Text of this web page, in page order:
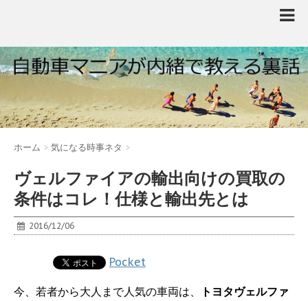
ホーム > 気になる時事ネタ >
ヴェルファイアの輸出向けの買取の
条件はコレ！仕様と輸出先とは
2016/12/06
Pocket
今、若者から大人まで人気の車両は、
トヨタヴェルファ